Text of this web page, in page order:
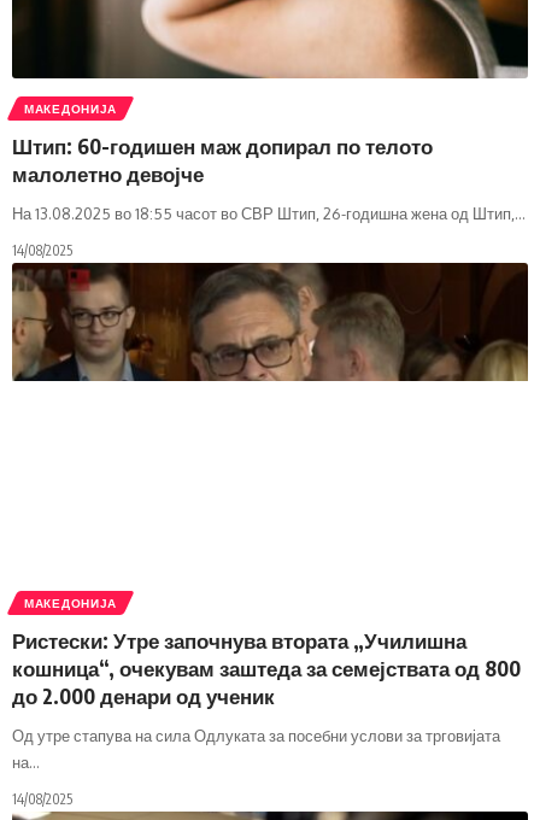
МАКЕДОНИЈА
Штип: 60-годишен маж допирал по телото
малолетно девојче
На 13.08.2025 во 18:55 часот во СВР Штип, 26-годишна жена од Штип, …
14/08/2025
МАКЕДОНИЈА
Ристески: Утре започнува втората „Училишна
кошница“, очекувам заштеда за семејствата од 800
до 2.000 денари од ученик
Од утре стапува на сила Одлуката за посебни услови за трговијата
на…
14/08/2025